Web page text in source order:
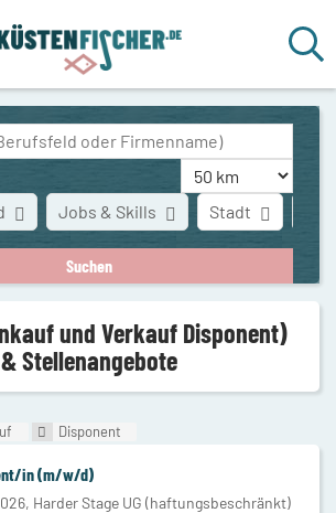
Stadt
Jobs & Skills
und Verkauf Disponent)
& Stellenangebote
Disponent
in (m/w/d)
Harder Stage UG (haftungsbeschränkt)